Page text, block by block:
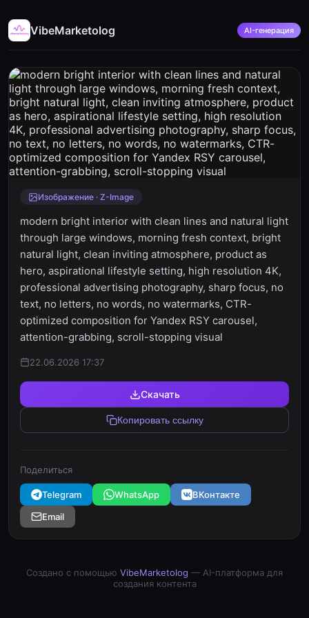
VibeMarketolog AI-генерация
Изображение · Z-Image
modern bright interior with clean lines and natural light
through large windows, morning fresh context, bright
natural light, clean inviting atmosphere, product as
hero, aspirational lifestyle setting, high resolution 4K,
professional advertising photography, sharp focus, no
text, no letters, no words, no watermarks, CTR-
optimized composition for Yandex RSY carousel,
attention-grabbing, scroll-stopping visual
22.06.2026 17:37
Скачать
Копировать ссылку
Поделиться
Telegram WhatsApp
ВКонтакте
Email
Создано с помощью VibeMarketolog — AI-платформа для
создания контента